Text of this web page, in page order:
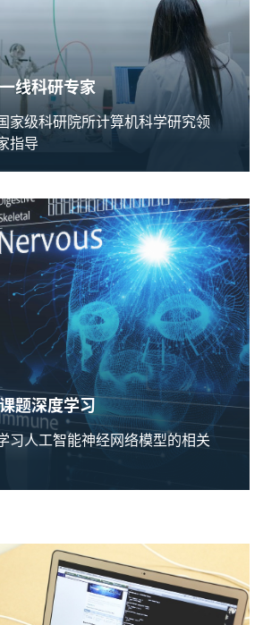
线科研专家
家级科研院所计算机科学研究领
指导
题深度学习
习人工智能神经网络模型的相关